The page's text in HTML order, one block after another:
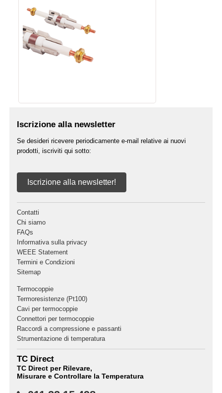
Iscrizione alla newsletter
Se desideri ricevere periodicamente e-mail relative ai nuovi
prodotti, iscriviti qui sotto:
Iscrizione alla newsletter!
Contatti
Chi siamo
FAQs
Informativa sulla privacy
WEEE Statement
Termini e Condizioni
Sitemap
Termocoppie
Termoresistenze (Pt100)
Cavi per termocoppie
Connettori per termocoppie
Raccordi a compressione e passanti
Strumentazione di temperatura
TC Direct
TC Direct per Rilevare,
Misurare e Controllare la Temperatura